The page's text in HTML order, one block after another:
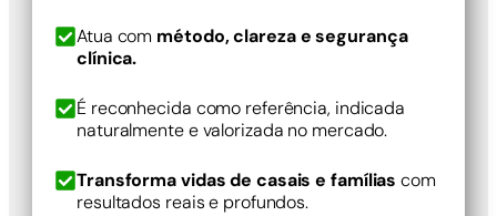
Atua com método, clareza e segurança
clínica.
É reconhecida como referência, indicada
naturalmente e valorizada no mercado.
Transforma vidas de casais e famílias com
resultados reais e profundos.